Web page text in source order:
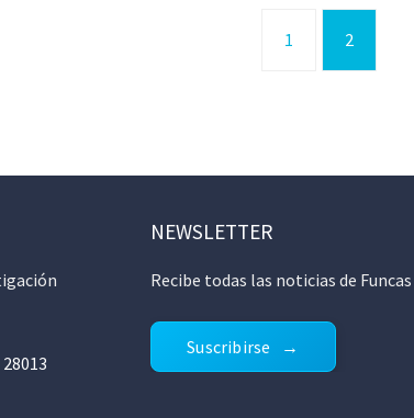
1 2
NEWSLETTER
Recibe todas las noticias de Funcas
Suscribirse